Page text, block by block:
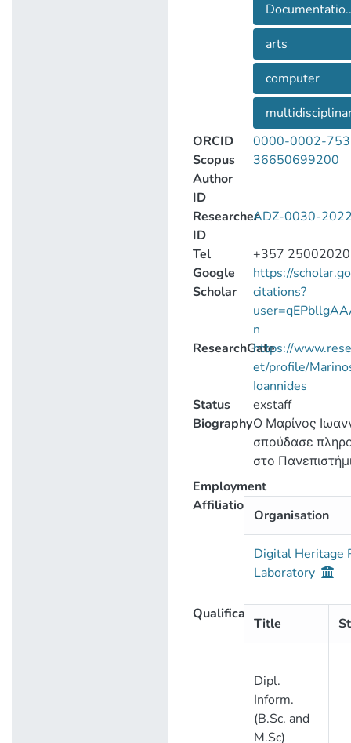
arts
computer
ORCID
0000-0002-
Scopus
Author
ID
36650699200
Researcher
ID
ADZ-0030-
Tel
+357 25002020
Google
Scholar
https://
citations?
n
ResearchGate
https://
et/profile/
Ioannides
Status
exstaff
BiographyΟ Μαρίνος
σπούδασε
στο
Στουτγάρδης
Γερμανία όπου
το
κεντρικό
ερευνητικό
της Hewlett-
ασφάλεια
Συνέχισε τις
ολοκλήρωσε
διδακτορική
Employment
Affiliation
Organisation
Digital Heritage
Laboratory
Qualification
Title
Dipl.
Inform.
(B.Sc. and
M.Sc)